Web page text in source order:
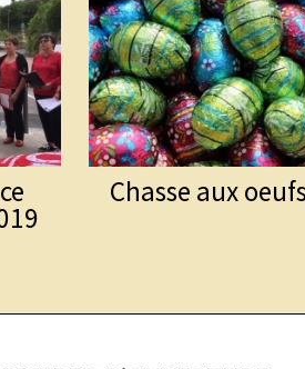
Chasse aux